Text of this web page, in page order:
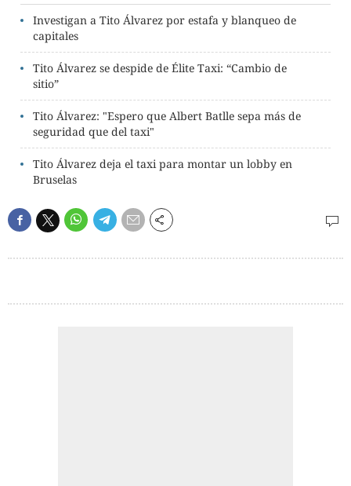
Investigan a Tito Álvarez por estafa y blanqueo de
capitales
Tito Álvarez se despide de Élite Taxi: “Cambio de
sitio”
Tito Álvarez: "Espero que Albert Batlle sepa más de
seguridad que del taxi"
Tito Álvarez deja el taxi para montar un lobby en
Bruselas